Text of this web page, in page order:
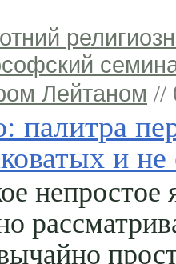
Лейтаном //
палитра
и не
непростое